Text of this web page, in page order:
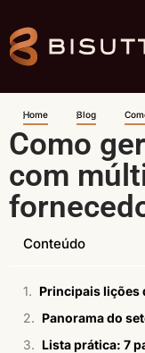
Home Blog
Como
com
Conteúdo
Principais lições
Panorama do
Lista prática: 7